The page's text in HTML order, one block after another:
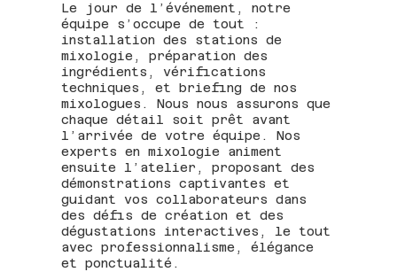
Le jour de l’événement, notre
équipe s’occupe de tout :
installation des stations de
mixologie, préparation des
ingrédients, vérifications
techniques, et briefing de nos
mixologues. Nous nous assurons que
chaque détail soit prêt avant
l’arrivée de votre équipe. Nos
experts en mixologie animent
ensuite l’atelier, proposant des
démonstrations captivantes et
guidant vos collaborateurs dans
des défis de création et des
dégustations interactives, le tout
avec professionnalisme, élégance
et ponctualité.